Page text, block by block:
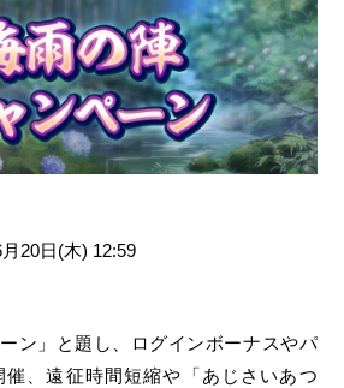
20日(木) 12:59
ン」と題し、ログインボーナスやパ
、遠征時間短縮や「あじさいあつ